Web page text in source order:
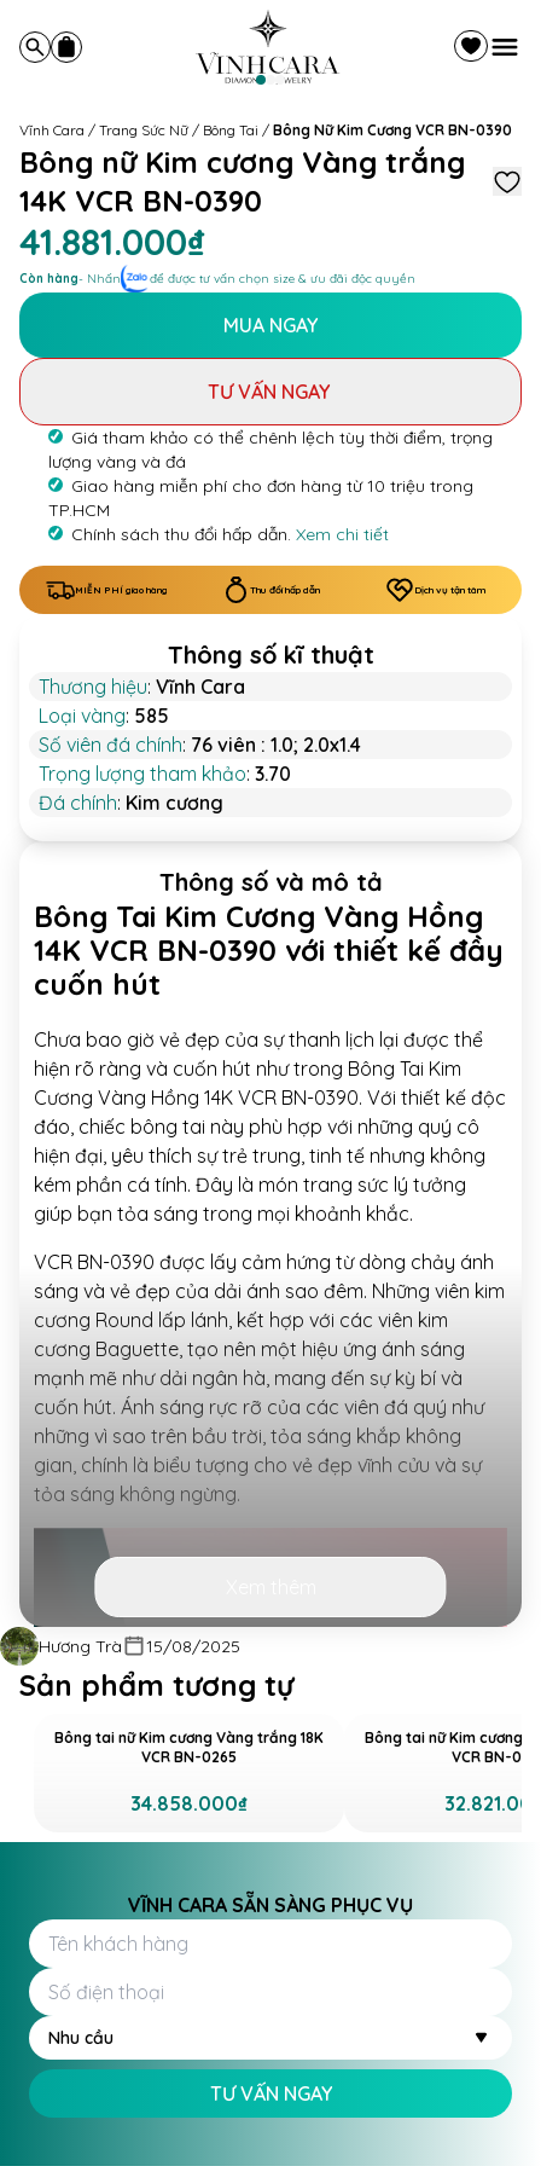
Vĩnh Cara / Trang Sức Nữ / Bông Tai / Bông Nữ Kim Cương VCR BN-0390
Bông nữ Kim cương Vàng trắng
14K VCR BN-0390
41.881.000₫
Còn hàng- Nhấn để được tư vấn chọn size & ưu đãi độc quyền
MUA NGAY
TƯ VẤN NGAY
Giá tham khảo có thể chênh lệch tùy thời điểm, trọng
lượng vàng và đá
Giao hàng miễn phí cho đơn hàng từ 10 triệu trong
TP.HCM
Chính sách thu đổi hấp dẫn. Xem chi tiết
MIỄN PHÍ giao hàng Thu đổi hấp dẫn Dịch vụ tận tâm
Thông số kĩ thuật
Thương hiệu: Vĩnh Cara
Loại vàng: 585
Số viên đá chính: 76 viên : 1.0; 2.0x1.4
Trọng lượng tham khảo: 3.70
Đá chính: Kim cương
Thông số và mô tả
Bông Tai Kim Cương Vàng Hồng
14K VCR BN-0390 với thiết kế đầy
cuốn hút
Chưa bao giờ vẻ đẹp của sự thanh lịch lại được thể
hiện rõ ràng và cuốn hút như trong Bông Tai Kim
Cương Vàng Hồng 14K VCR BN-0390. Với thiết kế độc
đáo, chiếc bông tai này phù hợp với những quý cô
hiện đại, yêu thích sự trẻ trung, tinh tế nhưng không
kém phần cá tính. Đây là món trang sức lý tưởng
giúp bạn tỏa sáng trong mọi khoảnh khắc.
VCR BN-0390 được lấy cảm hứng từ dòng chảy ánh
sáng và vẻ đẹp của dải ánh sao đêm. Những viên kim
cương Round lấp lánh, kết hợp với các viên kim
cương Baguette, tạo nên một hiệu ứng ánh sáng
mạnh mẽ như dải ngân hà, mang đến sự kỳ bí và
cuốn hút. Ánh sáng rực rỡ của các viên đá quý như
những vì sao trên bầu trời, tỏa sáng khắp không
gian, chính là biểu tượng cho vẻ đẹp vĩnh cửu và sự
tỏa sáng không ngừng.
Hoop với những viên kim cương Round
Với những viên kim cương Round 1.0mm được đính
tinh xảo cùng 14 viên kim cương Baguette 2.0x1.2mm,
tạo nên một hiệu ứng ánh sáng đầy quyến rũ. Màu
vàng hồng 14K làm nổi bật vẻ đẹp nhẹ nhàng nhưng
không kém phần sang trọng. Đặc biệt, bông tai có
thể dễ dàng kết hợp với nhiều phong cách trang
phục khác nhau, từ trang phục dạo phố cho đến
Hương Trà 15/08/2025
Sản phẩm tương tự
Bông tai nữ Kim cương Vàng trắng 18K
VCR BN-0265
34.858.000₫
Bông tai nữ Kim cương
VCR BN-
VĨNH CARA SẴN SÀNG PHỤC VỤ
Nhu cầu
TƯ VẤN NGAY